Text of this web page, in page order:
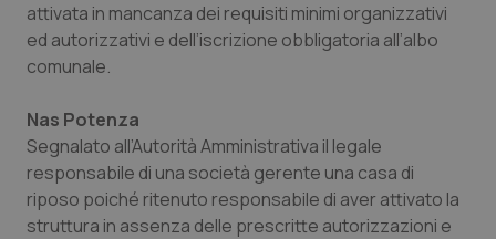
attivata in mancanza dei requisiti minimi organizzativi
ed autorizzativi e dell’iscrizione obbligatoria all’albo
comunale.
Nas Potenza
Segnalato all’Autorità Amministrativa il legale
responsabile di una società gerente una casa di
riposo poiché ritenuto responsabile di aver attivato la
struttura in assenza delle prescritte autorizzazioni e